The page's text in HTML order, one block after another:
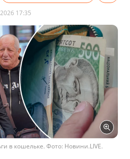
17:35
в кошельке. Фото: Новини.LIVE.